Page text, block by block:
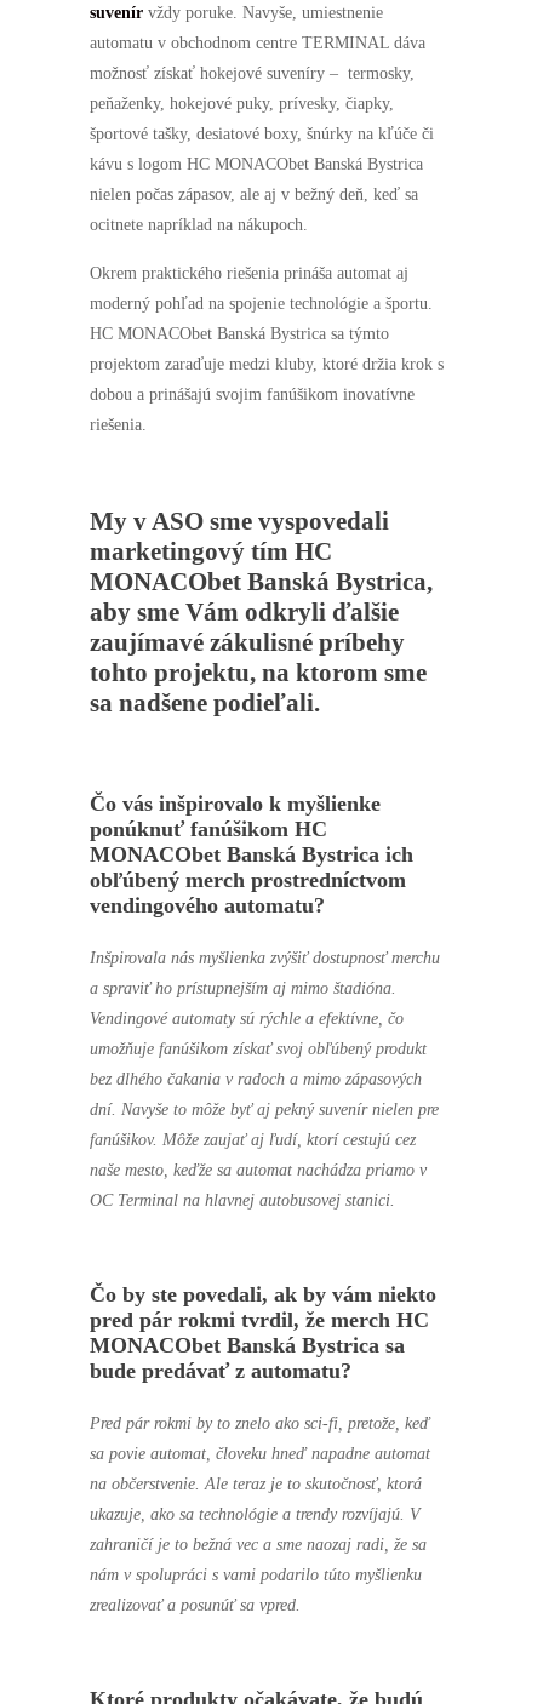
suvenír vždy poruke. Navyše, umiestnenie
automatu v obchodnom centre TERMINAL dáva
možnosť získať hokejové suveníry – termosky,
peňaženky, hokejové puky, prívesky, čiapky,
športové tašky, desiatové boxy, šnúrky na kľúče či
kávu s logom HC MONACObet Banská Bystrica
nielen počas zápasov, ale aj v bežný deň, keď sa
ocitnete napríklad na nákupoch.
Okrem praktického riešenia prináša automat aj
moderný pohľad na spojenie technológie a športu.
HC MONACObet Banská Bystrica sa týmto
projektom zaraďuje medzi kluby, ktoré držia krok s
dobou a prinášajú svojim fanúšikom inovatívne
riešenia.
My v ASO sme vyspovedali
marketingový tím HC
MONACObet Banská Bystrica,
aby sme Vám odkryli ďalšie
zaujímavé zákulisné príbehy
tohto projektu, na ktorom sme
sa nadšene podieľali.
Čo vás inšpirovalo k myšlienke
ponúknuť fanúšikom HC
MONACObet Banská Bystrica ich
obľúbený merch prostredníctvom
vendingového automatu?
Inšpirovala nás myšlienka zvýšiť dostupnosť merchu
a spraviť ho prístupnejším aj mimo štadióna.
Vendingové automaty sú rýchle a efektívne, čo
umožňuje fanúšikom získať svoj obľúbený produkt
bez dlhého čakania v radoch a mimo zápasových
dní. Navyše to môže byť aj pekný suvenír nielen pre
fanúšikov. Môže zaujať aj ľudí, ktorí cestujú cez
naše mesto, keďže sa automat nachádza priamo v
OC Terminal na hlavnej autobusovej stanici.
Čo by ste povedali, ak by vám niekto
pred pár rokmi tvrdil, že merch HC
MONACObet Banská Bystrica sa
bude predávať z automatu?
Pred pár rokmi by to znelo ako sci-fi, pretože, keď
sa povie automat, človeku hneď napadne automat
na občerstvenie. Ale teraz je to skutočnosť, ktorá
ukazuje, ako sa technológie a trendy rozvíjajú. V
zahraničí je to bežná vec a sme naozaj radi, že sa
nám v spolupráci s vami podarilo túto myšlienku
zrealizovať a posunúť sa vpred.
Ktoré produkty očakávate, že budú
návštevy
čo najlepšie.
Ak tieto
cookies
odmietnete,
niektoré
funkcie z
webovej
stránky
zmiznú.
Marketing
Zdieľaním
záujmov a
správania počas
stránky